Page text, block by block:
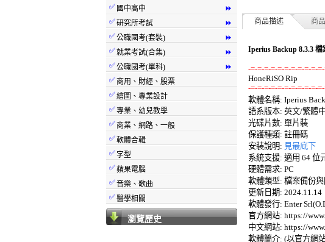
⏩
✅ 國中高中
⏩
✅研究所考試
⏩
✅公職國考(套裝)
⏩
✅就業考試(合集)
⏩
✅公職國考(單科)
✅ 商用、財經、股票
✅繪圖、專業設計
✅專業、幼兒教學
✅ 商業、網路、一般
✅軟體合輯
✅字型
✅蘋果電腦
✅音樂、歌曲
✅醫學相關
瀏覽歷史
商品描述 商
Iperius Backup 8.3.3
-=-=-=-=-=-=-=-=-=-=-
-=-=-=-=-=-=-=-=-=-=-
軟體名稱: Iperius
語系版本: 英文/繁體
光碟片數: 單片裝
保護種類: 註冊碼
安裝說明: 見最底下
系統支援: 適用 64 位
硬體需求: PC
軟體類型: 檔案備份
更新日期: 2024.11.14
軟體發行: Enter
官方網站: https://
中文網站: https://